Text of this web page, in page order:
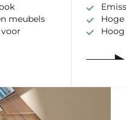
meubels